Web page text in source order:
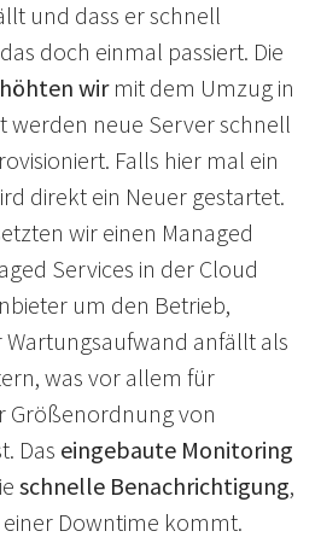
und dass er schnell
doch einmal passiert. Die
wirmit dem Umzug in
werden neue Server schnell
Falls hier mal ein
direkt ein Neuer gestartet.
wir einen Managed
Services in der Cloud
um den Betrieb,
anfällt als
was vor allem für
Größenordnung von
Das eingebaute Monitoring
schnelle Benachrichtigung,
Downtime kommt.